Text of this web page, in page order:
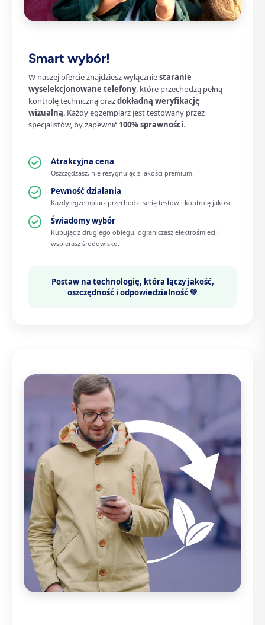
Smart wybór!
W naszej ofercie znajdziesz wyłączniestaranie
wyselekcjonowane telefony, które przechodzą pełną
kontrolę techniczną orazdokładną weryfikację
wizualną. Każdy egzemplarz jest testowany przez
specjalistów, by zapewnić 100% sprawności.
Atrakcyjna cena
Oszczędzasz, nie rezygnując z jakości premium.
Pewność działania
Każdy egzemplarz przechodzi serię testów i kontrolę jakości.
Świadomy wybór
Kupując z drugiego obiegu, ograniczasz elektrośmieci i
wspierasz środowisko.
Postaw na technologię, która łączyjakość,
oszczędność i odpowiedzialność 💚